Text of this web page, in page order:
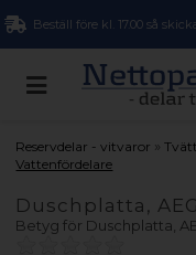
Beställ före kl. 17.00 så
Reservdelar - vitvaror »
Vattenfördelare
Duschplatta,
Betyg för Duschplatta,